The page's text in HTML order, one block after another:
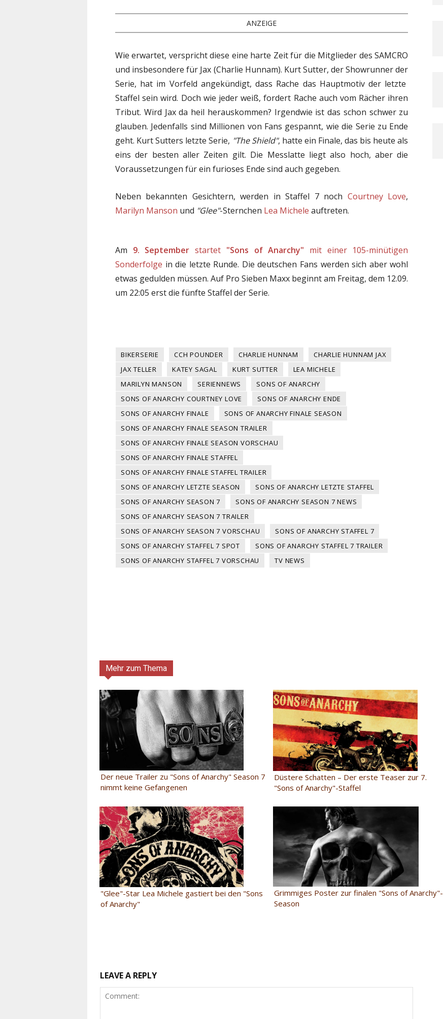
ANZEIGE
Wie erwartet, verspricht diese eine harte Zeit für die Mitglieder des SAMCRO
und insbesondere für Jax (Charlie Hunnam). Kurt Sutter, der Showrunner der
Serie, hat im Vorfeld angekündigt, dass Rache das Hauptmotiv der letzte
Staffel sein wird. Doch wie jeder weiß, fordert Rache auch vom Rächer ihren
Tribut. Wird Jax da heil herauskommen? Irgendwie ist das schon schwer zu
glauben. Jedenfalls sind Millionen von Fans gespannt, wie die Serie zu Ende
geht. Kurt Sutters letzte Serie, "The Shield", hatte ein Finale, das bis heute als
eins der besten aller Zeiten gilt. Die Messlatte liegt also hoch, aber die
Voraussetzungen für ein furioses Ende sind auch gegeben.
Neben bekannten Gesichtern, werden in Staffel 7 noch Courtney Love,
Marilyn Manson und "Glee"-Sternchen Lea Michele auftreten.
Am 9. September startet "Sons of Anarchy" mit einer 105-minütigen
Sonderfolge in die letzte Runde. Die deutschen Fans werden sich aber wohl
etwas gedulden müssen. Auf Pro Sieben Maxx beginnt am Freitag, dem 12.09.
um 22:05 erst die fünfte Staffel der Serie.
BIKERSERIE CCH POUNDER CHARLIE HUNNAM
CHARLIE HUNNAM JAX
JAX TELLER
KATEY SAGAL KURT SUTTER
LEA MICHELE
MARILYN MANSON
SERIENNEWS
SONS OF ANARCHY
SONS OF ANARCHY COURTNEY LOVE
SONS OF ANARCHY ENDE
SONS OF ANARCHY FINALE
SONS OF ANARCHY FINALE SEASON
SONS OF ANARCHY FINALE SEASON TRAILER
SONS OF ANARCHY FINALE SEASON VORSCHAU
SONS OF ANARCHY FINALE STAFFEL
SONS OF ANARCHY FINALE STAFFEL TRAILER
SONS OF ANARCHY LETZTE SEASON
SONS OF ANARCHY LETZTE STAFFEL
SONS OF ANARCHY SEASON 7
SONS OF ANARCHY SEASON 7 NEWS
SONS OF ANARCHY SEASON 7 TRAILER
SONS OF ANARCHY SEASON 7 VORSCHAU
SONS OF ANARCHY STAFFEL 7
SONS OF ANARCHY STAFFEL 7 SPOT
SONS OF ANARCHY STAFFEL 7 TRAILER
SONS OF ANARCHY STAFFEL 7 VORSCHAU
TV NEWS
Mehr zum Thema
Der neue Trailer zu "Sons of Anarchy" Season 7
nimmt keine Gefangenen
Düstere Schatten – Der erste Teaser zur 7.
"Sons of Anarchy"-Staffel
"Glee"-Star Lea Michele gastiert bei den "Sons
of Anarchy"
Grimmiges Poster zur finalen "Sons of Anarchy"-
Season
LEAVE A REPLY